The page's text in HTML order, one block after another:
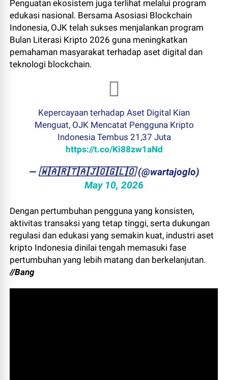
Penguatan ekosistem juga terlihat melalui program
edukasi nasional. Bersama Asosiasi Blockchain
Indonesia, OJK telah sukses menjalankan program
Bulan Literasi Kripto 2026 guna meningkatkan
pemahaman masyarakat terhadap aset digital dan
teknologi blockchain.
Kepercayaan terhadap Aset Digital Kian
Menguat, OJK Mencatat Pengguna Kripto
Indonesia Tembus 21,37 Juta
https://t.co/Ki88zw1aNd
— ​🇼​​🇦​​🇷​​🇹​​🇦​​🇯​​🇴​​🇬​​🇱​​🇴 (@wartajoglo)
May 10, 2026
Dengan pertumbuhan pengguna yang konsisten,
aktivitas transaksi yang tetap tinggi, serta dukungan
regulasi dan edukasi yang semakin kuat, industri aset
kripto Indonesia dinilai tengah memasuki fase
pertumbuhan yang lebih matang dan berkelanjutan.
//Bang